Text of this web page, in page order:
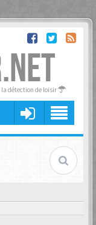
détection de loisir